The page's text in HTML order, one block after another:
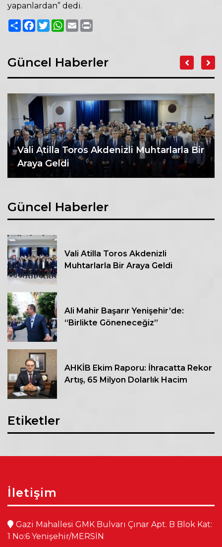
yapanlardan” dedi.
PaylaşFacebook
TwitterWhatsApp
Email
Güncel Haberler
Vali Atilla Toros Akdenizli Muhtarlarla Bir
Araya Geldi
Güncel Haberler
Vali Atilla Toros Akdenizli
Muhtarlarla Bir Araya Geldi
Ali Mahir Başarır Yenişehir’de:
“Birlikte Göneneceğiz”
AHKİB Ekim Raporu: İhracatta Rekor
Artış, 65 Milyon Dolarlık Hacim
Etiketler
İletişim
Gazi Mahallesi GMK Bulvarı Çınar Apt. B Blok Kat:
1 No:6 Yenişehir/MERSİN